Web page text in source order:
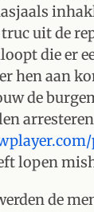
uit de
die er
hen aan
de
lopen
de